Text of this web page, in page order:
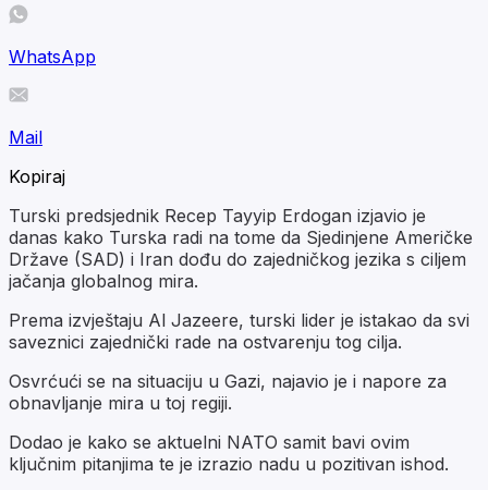
WhatsApp
Mail
Kopiraj
Turski predsjednik Recep Tayyip Erdogan izjavio je
danas kako Turska radi na tome da Sjedinjene Američke
Države (SAD) i Iran dođu do zajedničkog jezika s ciljem
jačanja globalnog mira.
Prema izvještaju Al Jazeere, turski lider je istakao da svi
saveznici zajednički rade na ostvarenju tog cilja.
Osvrćući se na situaciju u Gazi, najavio je i napore za
obnavljanje mira u toj regiji.
Dodao je kako se aktuelni NATO samit bavi ovim
ključnim pitanjima te je izrazio nadu u pozitivan ishod.